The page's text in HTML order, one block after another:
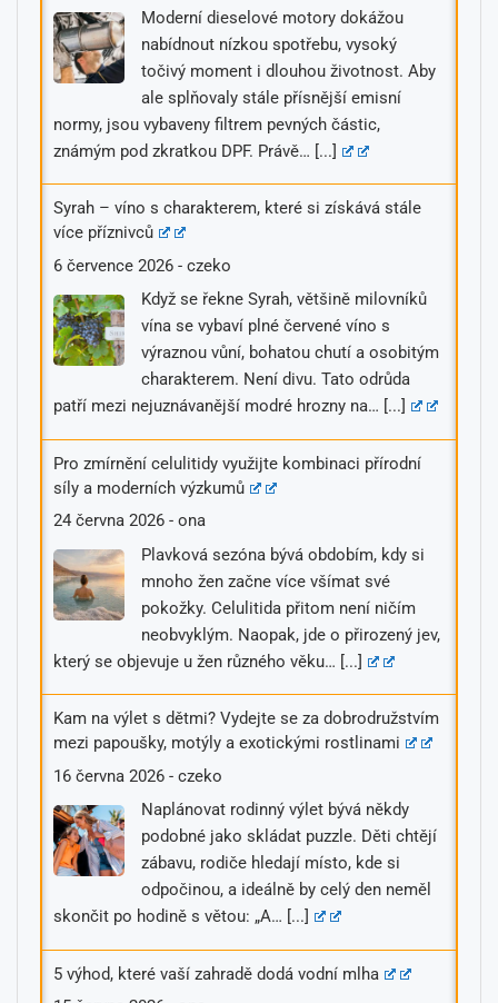
Moderní dieselové motory dokážou
nabídnout nízkou spotřebu, vysoký
točivý moment i dlouhou životnost. Aby
ale splňovaly stále přísnější emisní
normy, jsou vybaveny filtrem pevných částic,
známým pod zkratkou DPF. Právě… [...]
Syrah – víno s charakterem, které si získává stále
více příznivců
6 července 2026 - czeko
Když se řekne Syrah, většině milovníků
vína se vybaví plné červené víno s
výraznou vůní, bohatou chutí a osobitým
charakterem. Není divu. Tato odrůda
patří mezi nejuznávanější modré hrozny na… [...]
Pro zmírnění celulitidy využijte kombinaci přírodní
síly a moderních výzkumů
24 června 2026 - ona
Plavková sezóna bývá obdobím, kdy si
mnoho žen začne více všímat své
pokožky. Celulitida přitom není ničím
neobvyklým. Naopak, jde o přirozený jev,
který se objevuje u žen různého věku… [...]
Kam na výlet s dětmi? Vydejte se za dobrodružstvím
mezi papoušky, motýly a exotickými rostlinami
16 června 2026 - czeko
Naplánovat rodinný výlet bývá někdy
podobné jako skládat puzzle. Děti chtějí
zábavu, rodiče hledají místo, kde si
odpočinou, a ideálně by celý den neměl
skončit po hodině s větou: „A… [...]
5 výhod, které vaší zahradě dodá vodní mlha